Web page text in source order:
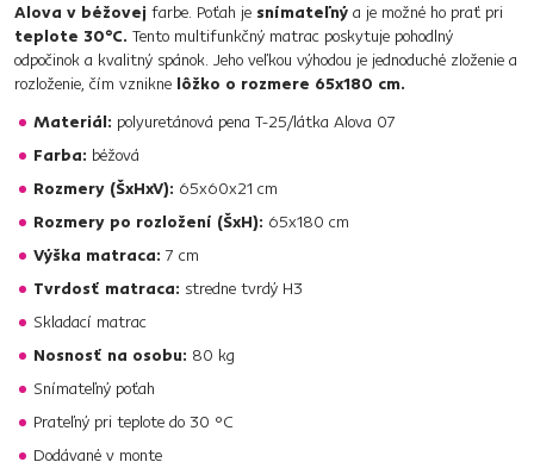
Alova v béžovej farbe. Poťah je snímateľný a je možné ho prať pri
teplote 30°C. Tento multifunkčný matrac poskytuje pohodlný
odpočinok a kvalitný spánok. Jeho veľkou výhodou je jednoduché zloženie a
rozloženie, čím vznikne lôžko o rozmere 65x180 cm.
Materiál: polyuretánová pena T-25/látka Alova 07
Farba: béžová
Rozmery (ŠxHxV): 65x60x21 cm
Rozmery po rozložení (ŠxH): 65x180 cm
Výška matraca: 7 cm
Tvrdosť matraca: stredne tvrdý H3
Skladací matrac
Nosnosť na osobu: 80 kg
Snímateľný poťah
Prateľný pri teplote do 30 °C
Dodávané v monte